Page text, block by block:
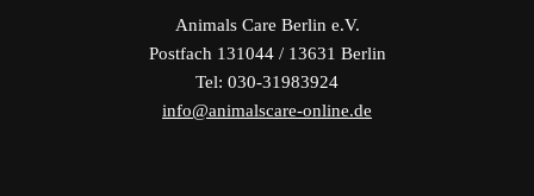
Animals Care Berlin e.V.
Postfach 131044 / 13631 Berlin
Tel: 030-31983924
info@animalscare-online.de